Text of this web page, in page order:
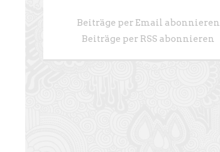
Beiträge per Email abonnieren
Beiträge per RSS abonnieren